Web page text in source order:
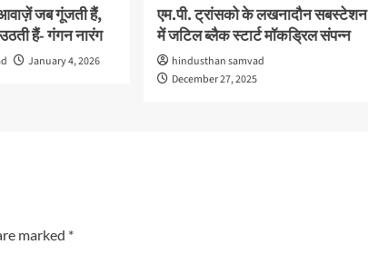
जब गूंजती हैं,
हैं- गंगन नारंग
January 4, 2026
एम.पी. ट्रांसको के लखनादौन सबस्टेशन
में जटिल ब्लैक स्टार्ट मॉकड्रिल संपन्न
hindusthan samvad
December 27, 2025
marked *